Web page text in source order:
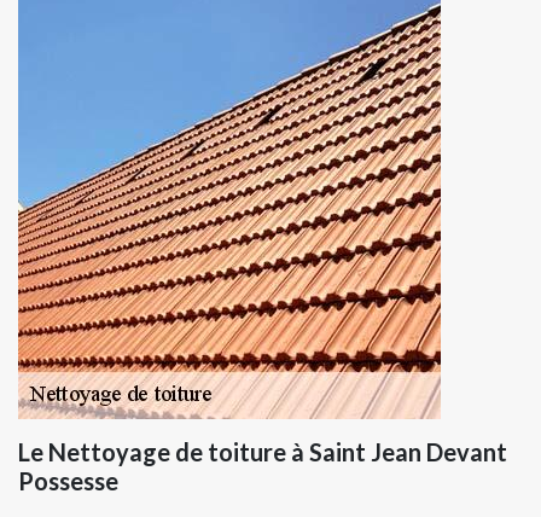
Le Nettoyage de toiture à Saint Jean Devant
Possesse